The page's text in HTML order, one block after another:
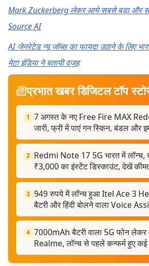
Mark Zuckerberg लेकर आये सबसे बड़ा और
Source AI
AI जेनरेटेड न्यू जॉब्स का फायदा उठाने के लिए
मेटा इंडिया ने बतायी वजह
प्रभात खबर डिजिटल टॉप
1 7 अगस्त के नए Free Fire MAX
जारी, फ्री में पाएं गन स्किन, बंडल और
2 Redmi Note 17 5G भारत में लॉन्च,
₹3,000 का इंस्टेंट डिस्काउंट, देखें
3 949 रुपये में लॉन्च हुआ Itel Ace 3
बैटरी और हिंदी बोलने वाला Voice
4 7000mAh बैटरी वाला 5G फोन लेकर
Realme, लॉन्च से पहले कन्फर्म हुए कई